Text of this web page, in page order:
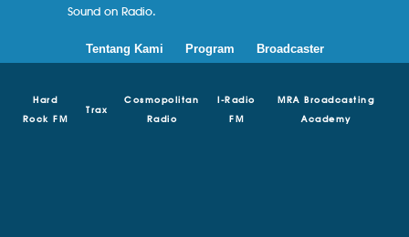
Sound on Radio.
Tentang Kami Program Broadcaster
Hard
Rock FM
Trax
Cosmopolitan
Radio
I-Radio
FM
MRA Broadcasting
Academy